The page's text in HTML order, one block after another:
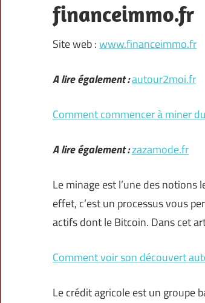
financeimmo.fr
Site web :www.financeimmo.fr
A lire également :autour2moi.fr
Comment commencer à miner
A lire également :zazamode.fr
Le minage est l’une des
effet, c’est un processus vous
actifs dont le Bitcoin. Dans cet
Comment voir son découvert
Le crédit agricole est un groupe